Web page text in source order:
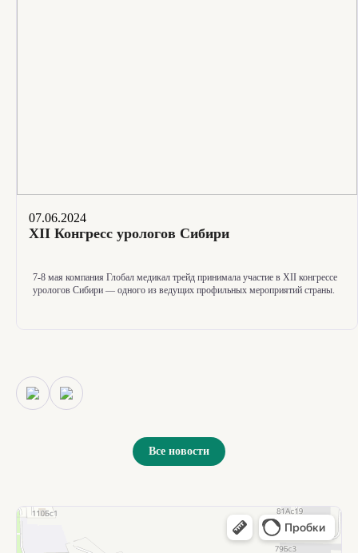
07.06.2024
XII Конгресс урологов Сибири
7-8 мая компания Глобал медикал трейд принимала участие в XII конгрессе
урологов Сибири — одного из ведущих профильных мероприятий страны.
Все новости